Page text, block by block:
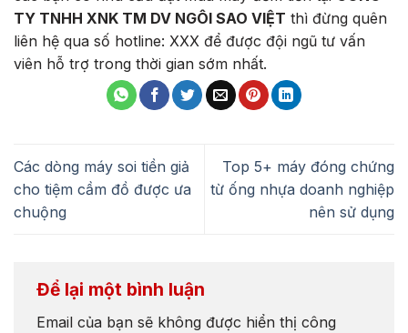
TY TNHH XNK TM DV NGÔI SAO VIỆT thì đừng quên
liên hệ qua số hotline: XXX để được đội ngũ tư vấn
viên hỗ trợ trong thời gian sớm nhất.
Các dòng máy soi tiền giả
cho tiệm cầm đồ được ưa
chuộng
Top 5+ máy đóng chứng
từ ống nhựa doanh nghiệp
nên sử dụng
Để lại một bình luận
Email của bạn sẽ không được hiển thị công